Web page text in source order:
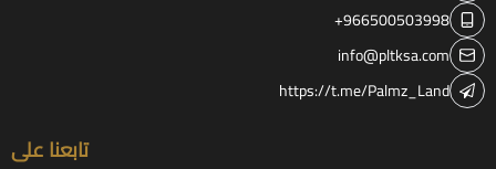
+966500503998
info@pltksa.com
https://t.me/Palmz_Land
تابعنا على